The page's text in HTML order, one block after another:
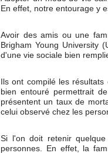
En effet, notre entourage y
Avoir des amis ou une
Brigham Young University
d'une vie sociale bien
Ils ont compilé les
bien entouré permettrait
présentent un taux de
celui observé chez les
Si l'on doit retenir
personnes. En effet, la